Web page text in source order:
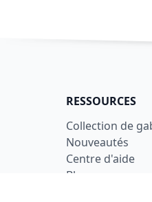
RESSOURCES
Collection de
Nouveautés
Centre d'aide
Blogue